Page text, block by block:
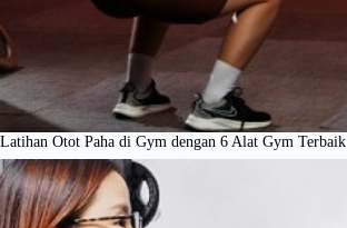
Latihan Otot Paha di Gym dengan 6 Alat Gym Terbaik